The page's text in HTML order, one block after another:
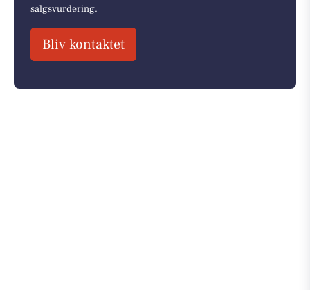
salgsvurdering.
Bliv kontaktet